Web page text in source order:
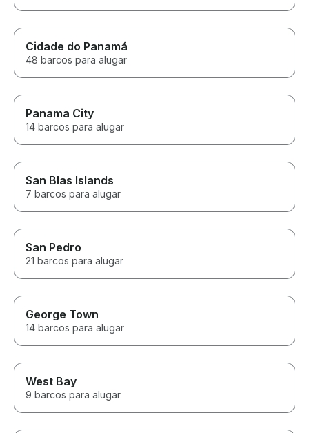
Cidade do Panamá
48 barcos para alugar
Panama City
14 barcos para alugar
San Blas Islands
7 barcos para alugar
San Pedro
21 barcos para alugar
George Town
14 barcos para alugar
West Bay
9 barcos para alugar